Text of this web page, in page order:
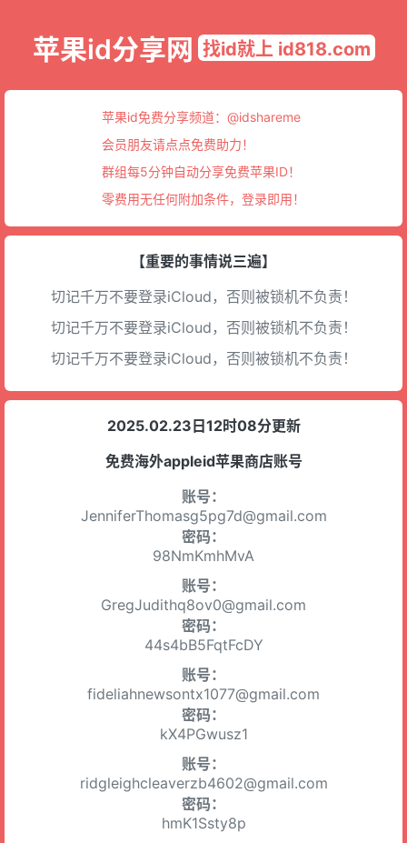
苹果id分享网 找id就上 id818.com
苹果id免费分享频道： @idshareme
会员朋友请点点免费助力！
群组每5分钟自动分享免费苹果ID！
零费用无任何附加条件，登录即用！
【重要的事情说三遍】
切记千万不要登录iCloud，否则被锁机不负责！
切记千万不要登录iCloud，否则被锁机不负责！
切记千万不要登录iCloud，否则被锁机不负责！
2025.02.23日12时08分更新
免费海外appleid苹果商店账号
账号：
JenniferThomasg5pg7d@gmail.com
密码：
98NmKmhMvA
账号：
GregJudithq8ov0@gmail.com
密码：
44s4bB5FqtFcDY
账号：
fideliahnewsontx1077@gmail.com
密码：
kX4PGwusz1
账号：
ridgleighcleaverzb4602@gmail.com
密码：
hmK1Ssty8p